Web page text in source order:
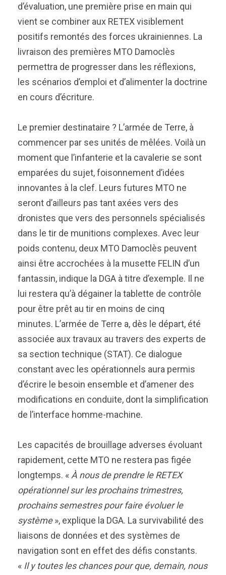
d’évaluation, une première prise en main qui
vient se combiner aux RETEX visiblement
positifs remontés des forces ukrainiennes. La
livraison des premières MTO Damoclès
permettra de progresser dans les réflexions,
les scénarios d’emploi et d’alimenter la doctrine
en cours d’écriture.
Le premier destinataire ? L’armée de Terre, à
commencer par ses unités de mêlées. Voilà un
moment que l’infanterie et la cavalerie se sont
emparées du sujet, foisonnement d’idées
innovantes à la clef. Leurs futures MTO ne
seront d’ailleurs pas tant axées vers des
dronistes que vers des personnels spécialisés
dans le tir de munitions complexes. Avec leur
poids contenu, deux MTO Damoclès peuvent
ainsi être accrochées à la musette FELIN d’un
fantassin, indique la DGA à titre d’exemple. Il ne
lui restera qu’à dégainer la tablette de contrôle
pour être prêt au tir en moins de cinq
minutes. L’armée de Terre a, dès le départ, été
associée aux travaux au travers des experts de
sa section technique (STAT). Ce dialogue
constant avec les opérationnels aura permis
d’écrire le besoin ensemble et d’amener des
modifications en conduite, dont la simplification
de l’interface homme-machine.
Les capacités de brouillage adverses évoluant
rapidement, cette MTO ne restera pas figée
longtemps. « À nous de prendre le RETEX
opérationnel sur les prochains trimestres,
prochains semestres pour faire évoluer le
système», explique la DGA. La survivabilité des
liaisons de données et des systèmes de
navigation sont en effet des défis constants.
« Il y toutes les chances pour que, demain, nous